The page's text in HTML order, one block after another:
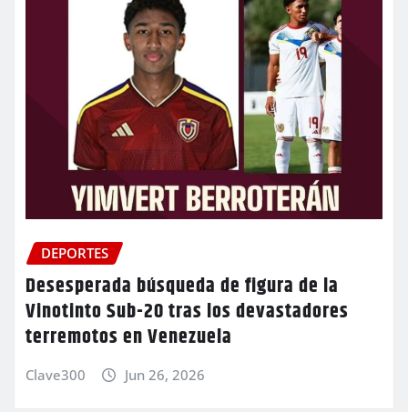
DEPORTES
Desesperada búsqueda de figura de la
Vinotinto Sub-20 tras los devastadores
terremotos en Venezuela
Clave300 Jun 26, 2026